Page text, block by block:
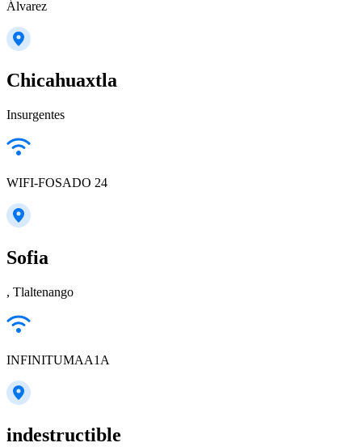
Álvarez
Chicahuaxtla
Insurgentes
WIFI-FOSADO 24
Sofia
, Tlaltenango
INFINITUMAA1A
indestructible